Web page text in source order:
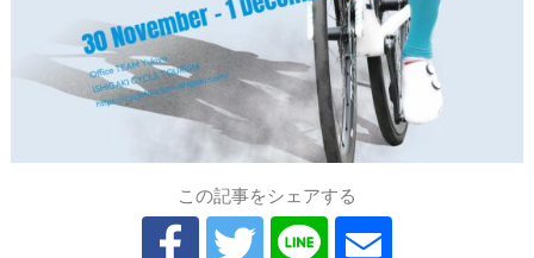
この記事をシェアする